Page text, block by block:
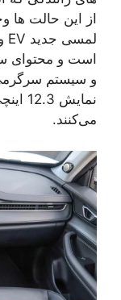
از این حالت ها
است و محتوای
و سیستم
می‌کنند.